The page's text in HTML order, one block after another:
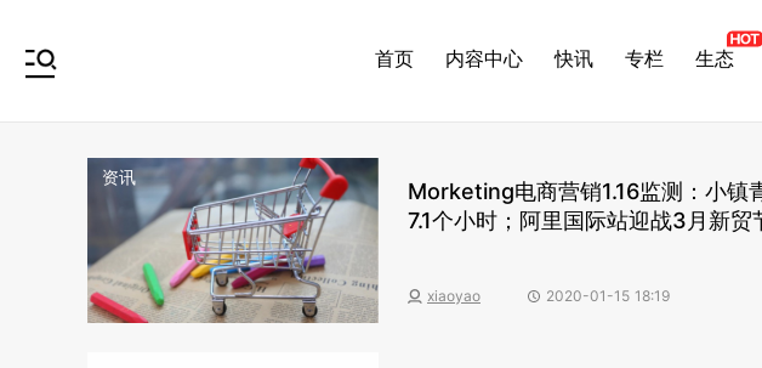
首页 内容中心 快讯 专栏 生态
资讯
Morketing电商营销1.16监测：小镇
7.1个小时；阿里国际站迎战3月新
xiaoyao 2020-01-15 18:19